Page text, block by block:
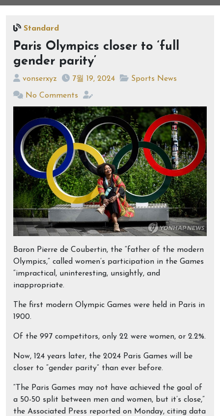
Standard
Paris Olympics closer to ‘full
gender parity’
vonserxyz 7월 19, 2024 Sports News
No Comments
Baron Pierre de Coubertin, the “father of the modern
Olympics,” called women’s participation in the Games
“impractical, uninteresting, unsightly, and
inappropriate.
The first modern Olympic Games were held in Paris in
1900.
Of the 997 competitors, only 22 were women, or 2.2%.
Now, 124 years later, the 2024 Paris Games will be
closer to “gender parity” than ever before.
“The Paris Games may not have achieved the goal of
a 50-50 split between men and women, but it’s close,”
the Associated Press reported on Monday, citing data